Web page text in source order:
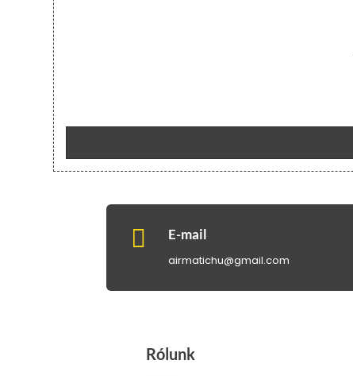
 E-mail
airmatichu@gmail.com
Rólunk